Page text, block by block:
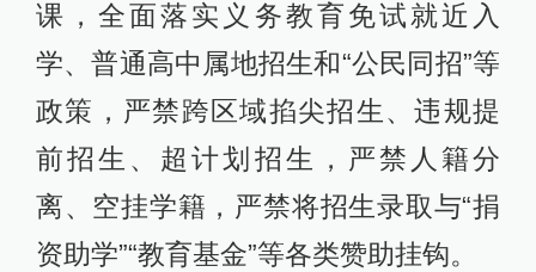
课，全面落实义务教育免试就近入
学、普通高中属地招生和“公民同招”等
政策，严禁跨区域掐尖招生、违规提
前招生、超计划招生，严禁人籍分
离、空挂学籍，严禁将招生录取与“捐
资助学”“教育基金”等各类赞助挂钩。